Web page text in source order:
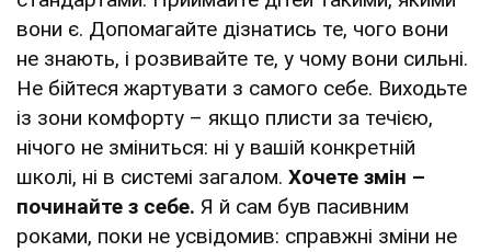
вони є. Допомагайте дізнатись те, чого вони
не знають, і розвивайте те, у чому вони сильні.
Не бійтеся жартувати з самого себе. Виходьте
із зони комфорту – якщо плисти за течією,
нічого не зміниться: ні у вашій конкретній
школі, ні в системі загалом. Хочете змін –
починайте з себе. Я й сам був пасивним
роками, поки не усвідомив: справжні зміни не